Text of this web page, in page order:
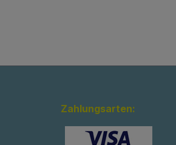
Zahlungsarten: